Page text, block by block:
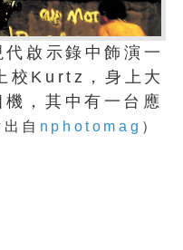
啟示錄中飾演一
校Kurtz，身上大
，其中有一台應
出自 nphotomag ）